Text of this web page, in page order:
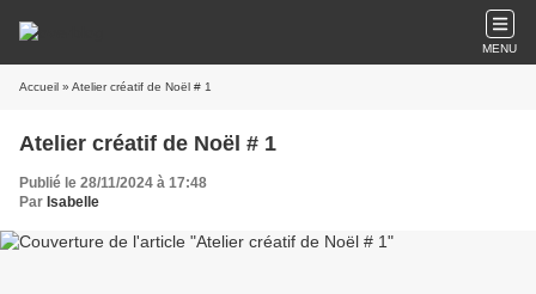
MENU
Accueil » Atelier créatif de Noël # 1
Atelier créatif de Noël # 1
Publié le 28/11/2024 à 17:48
Par Isabelle